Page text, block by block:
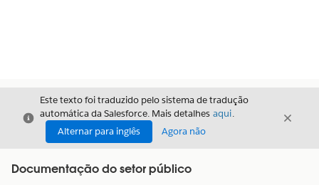
Fechar
Este texto foi traduzido pelo sistema de tradução
automática da Salesforce. Mais detalhes aqui.
Alternar para inglês
Agora não
Fechar
Documentação do setor público